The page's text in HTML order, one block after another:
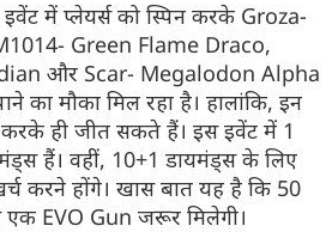
में प्लेयर्स को स्पिन करके Groza-
Green Flame Draco,
और Scar- Megalodon Alpha
का मौका मिल रहा है। हालांकि, इन
ही जीत सकते हैं। इस इवेंट में 1
हैं। वहीं, 10+1 डायमंड्स के लिए
करने होंगे। खास बात यह है कि 50
EVO Gun जरूर मिलेगी।